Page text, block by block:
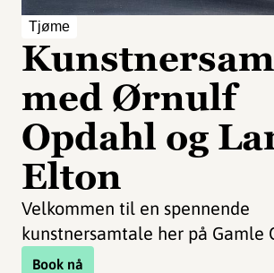
Tjøme
med Ørnulf
Opdahl og
Elton
Velkommen til en spennende
kunstnersamtale her på Gamle
Book nå